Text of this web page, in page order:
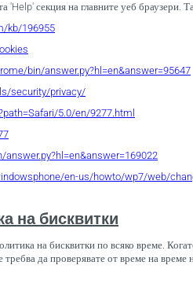
'Help' секция на главните уеб
kb/196955
bin/answer.py?hl=en&answer=95647
security/privacy/
5.0/en/9277.html
en-us/howto/wp7/web/
на бисквитки
на бисквитки по всяко време.
да проверявате от време на време